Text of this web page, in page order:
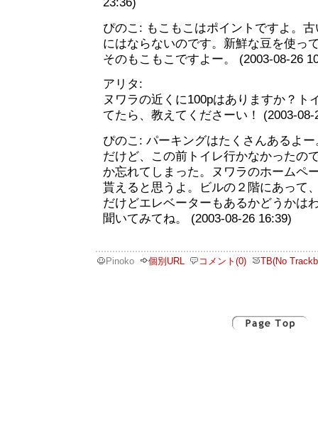
ぴのこ: もこもこはポイントですよ。
にはならないのです。新鮮な豆を使っ
そのもこもこですよー。 (2003-08-26
アリタ:
ヌワラの近くに100pはありますか？ト
てたら、教えてくださーい！ (2003-08-
ぴのこ: パーキングはたくさんあるよ
だけど、この前トイレ行かなかったの
か忘れてしまった。ヌワラのホームペ
貰えると思うよ。ビルの２階にあって
だけどエレベーターもあるかどうかは
聞いてみてね。 (2003-08-26 16:39)
Pinoko 個別URL コメント(0) TB(No